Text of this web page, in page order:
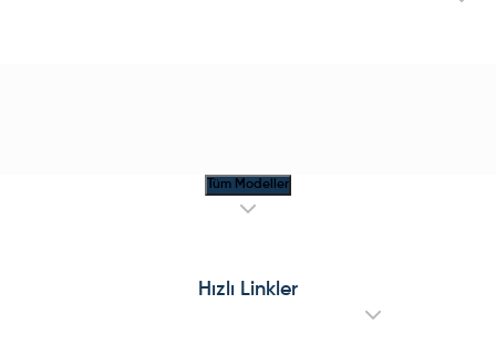
Tüm Modeller
Hızlı Linkler